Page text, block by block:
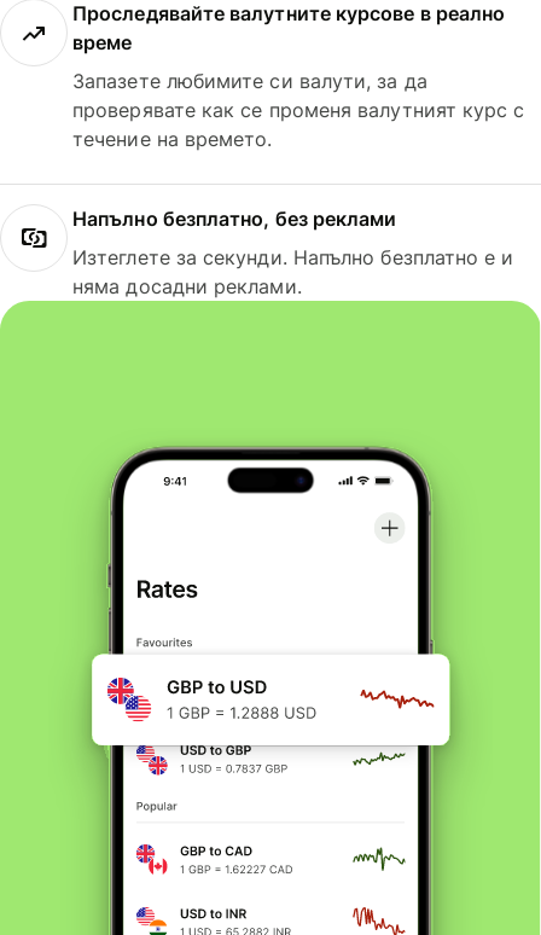
Проследявайте валутните курсове в реално
време
Запазете любимите си валути, за да
проверявате как се променя валутният курс с
течение на времето.
Напълно безплатно, без реклами
Изтеглете за секунди. Напълно безплатно е и
няма досадни реклами.